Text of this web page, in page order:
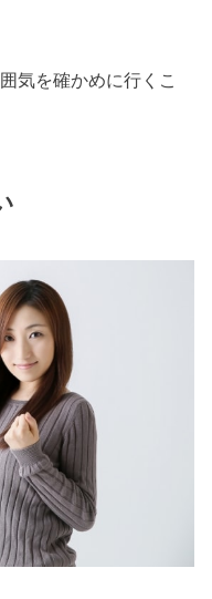
気を確かめに行くこ